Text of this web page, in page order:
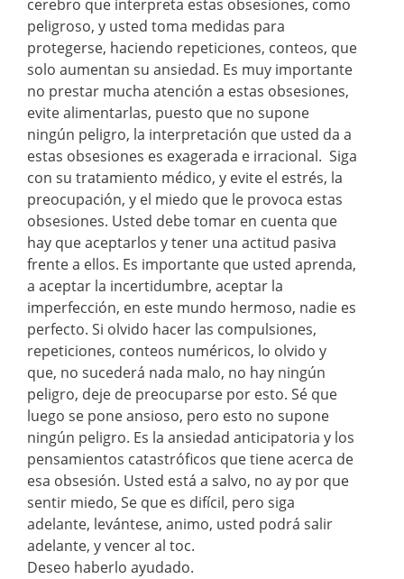
cerebro que interpreta estas obsesiones, como
peligroso, y usted toma medidas para
protegerse, haciendo repeticiones, conteos, que
solo aumentan su ansiedad. Es muy importante
no prestar mucha atención a estas obsesiones,
evite alimentarlas, puesto que no supone
ningún peligro, la interpretación que usted da a
estas obsesiones es exagerada e irracional. Siga
con su tratamiento médico, y evite el estrés, la
preocupación, y el miedo que le provoca estas
obsesiones. Usted debe tomar en cuenta que
hay que aceptarlos y tener una actitud pasiva
frente a ellos. Es importante que usted aprenda,
a aceptar la incertidumbre, aceptar la
imperfección, en este mundo hermoso, nadie es
perfecto. Si olvido hacer las compulsiones,
repeticiones, conteos numéricos, lo olvido y
que, no sucederá nada malo, no hay ningún
peligro, deje de preocuparse por esto. Sé que
luego se pone ansioso, pero esto no supone
ningún peligro. Es la ansiedad anticipatoria y los
pensamientos catastróficos que tiene acerca de
esa obsesión. Usted está a salvo, no ay por que
sentir miedo, Se que es difícil, pero siga
adelante, levántese, animo, usted podrá salir
adelante, y vencer al toc.
Deseo haberlo ayudado.